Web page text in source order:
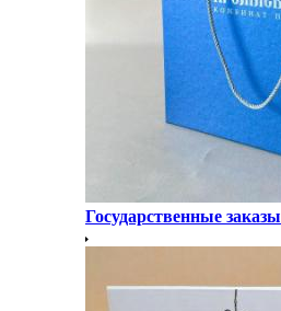
Государственные заказы